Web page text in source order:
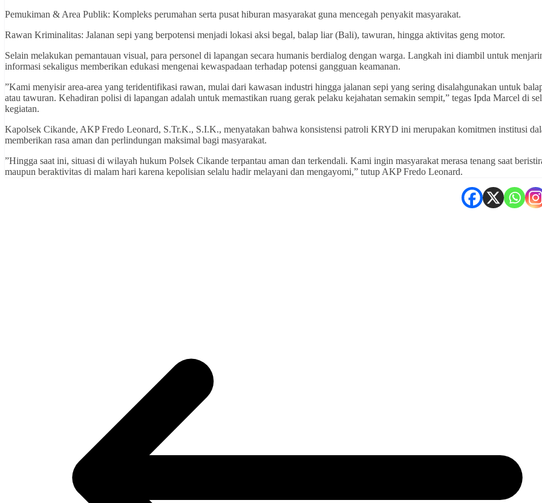
​Pemukiman & Area Publik: Kompleks perumahan serta pusat hiburan masyarakat guna mencegah penyakit masyarakat.
​Rawan Kriminalitas: Jalanan sepi yang berpotensi menjadi lokasi aksi begal, balap liar (Bali), tawuran, hingga aktivitas geng motor.
​Selain melakukan pemantauan visual, para personel di lapangan secara humanis berdialog dengan warga. Langkah ini diambil untuk
informasi sekaligus memberikan edukasi mengenai kewaspadaan terhadap potensi gangguan keamanan.
​”Kami menyisir area-area yang teridentifikasi rawan, mulai dari kawasan industri hingga jalanan sepi yang sering disalahgunakan untuk
atau tawuran. Kehadiran polisi di lapangan adalah untuk memastikan ruang gerak pelaku kejahatan semakin sempit,” tegas Ipda Marcel di
kegiatan.
​Kapolsek Cikande, AKP Fredo Leonard, S.Tr.K., S.I.K., menyatakan bahwa konsistensi patroli KRYD ini merupakan komitmen institusi
memberikan rasa aman dan perlindungan maksimal bagi masyarakat.
​”Hingga saat ini, situasi di wilayah hukum Polsek Cikande terpantau aman dan terkendali. Kami ingin masyarakat merasa tenang saat
maupun beraktivitas di malam hari karena kepolisian selalu hadir melayani dan mengayomi,” tutup AKP Fredo Leonard.